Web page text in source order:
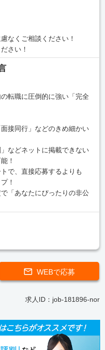
なくご相談ください！
さい！
転職に圧倒的に強い「完全
接同行」などのきめ細かい
などネットに掲載できない
！
で、直接応募するよりも
！
「あなたにぴったりの非公
WEBで応募
求人ID：job-181896-nor